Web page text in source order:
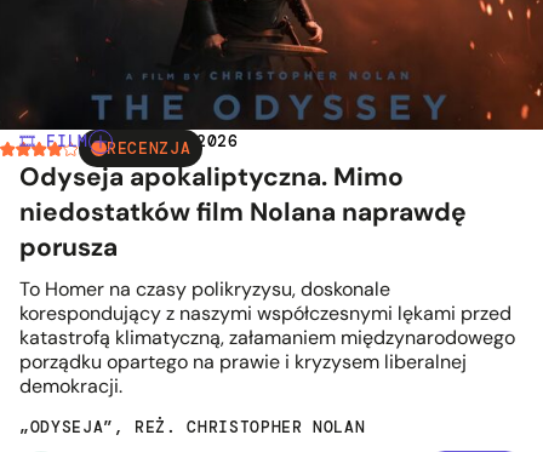
RECENZJA
🎞️ FILM | 20.07.2026
Odyseja apokaliptyczna. Mimo
niedostatków film Nolana naprawdę
porusza
To Homer na czasy polikryzysu, doskonale
korespondujący z naszymi współczesnymi lękami przed
katastrofą klimatyczną, załamaniem międzynarodowego
porządku opartego na prawie i kryzysem liberalnej
demokracji.
„ODYSEJA”, REŻ. CHRISTOPHER NOLAN